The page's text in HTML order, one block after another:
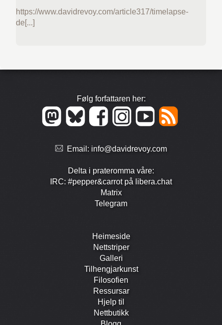
https://www.davidrevoy.com/article317/timelapse-
de[...]
Følg forfattaren her:
Email: info@davidrevoy.com
Delta i prate­romma våre:
IRC: #pepper&carrot på libera.chat
Matrix
Telegram
Heimeside
Nett­striper
Galleri
Tilhengjar­kunst
Filosofien
Ressursar
Hjelp til
Nett­butikk